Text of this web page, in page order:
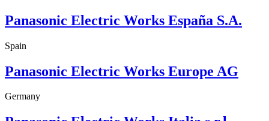
Panasonic Electric Works España S.A.
Spain
Panasonic Electric Works Europe AG
Germany